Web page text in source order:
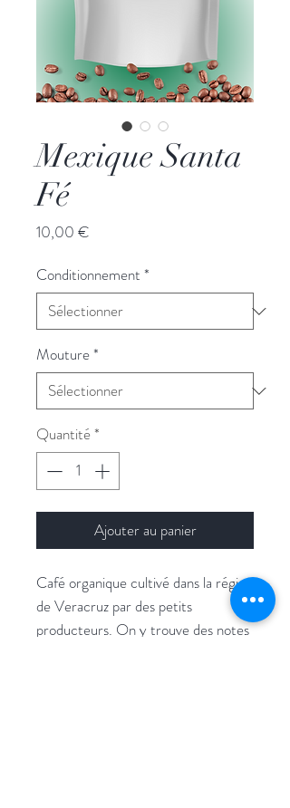
Mexique Santa
Fé
10,00 €
Conditionnement *
Mouture*
Quantité*
Ajouter au panier
Café organique cultivé dans la région
de Veracruz par des petits
producteurs. On y trouve des notes